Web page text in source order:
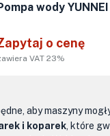
wody
o cenę
VAT 23%
aby maszyny
i koparek , które